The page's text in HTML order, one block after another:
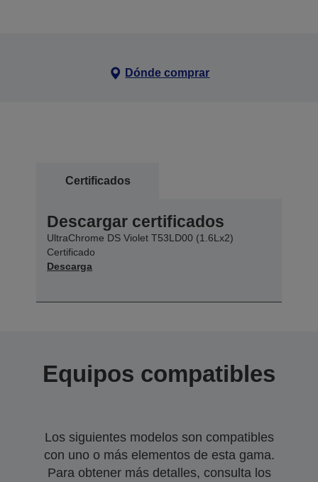
Dónde comprar
Certificados
Descargar certificados
UltraChrome DS Violet T53LD00 (1.6Lx2)
Certificado
Descarga
Equipos compatibles
Los siguientes modelos son compatibles
con uno o más elementos de esta gama.
Para obtener más detalles, consulta los